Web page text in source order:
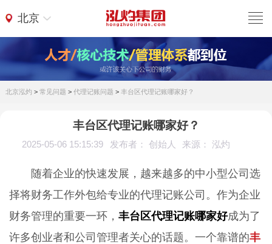
北京
北京泓灼 > 常见问题 > 代理记账问题 > 丰台区代理记账哪家好？
丰台区代理记账哪家好？
2025-05-06 15:15:39 发布者： 创始人 来源： 泓灼
随着企业的快速发展，越来越多的中小型公司选
择将财务工作外包给专业的代理记账公司。作为企业
财务管理的重要一环， 丰台区代理记账哪家好成为了
许多创业者和公司管理者关心的话题。一个靠谱的丰